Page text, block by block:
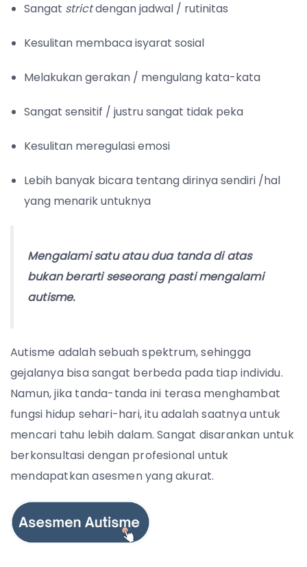
Sangat strictdengan jadwal / rutinitas
Kesulitan membaca isyarat sosial
Melakukan gerakan / mengulang kata-kata
Sangat sensitif / justru sangat tidak peka
Kesulitan meregulasi emosi
Lebih banyak bicara tentang dirinya sendiri /hal
yang menarik untuknya
Mengalami satu atau dua tanda di atas
bukan berarti seseorang pasti mengalami
autisme.
Autisme adalah sebuah spektrum, sehingga
gejalanya bisa sangat berbeda pada tiap individu.
Namun, jika tanda-tanda ini terasa menghambat
fungsi hidup sehari-hari, itu adalah saatnya untuk
mencari tahu lebih dalam. Sangat disarankan untuk
berkonsultasi dengan profesional untuk
mendapatkan asesmen yang akurat.